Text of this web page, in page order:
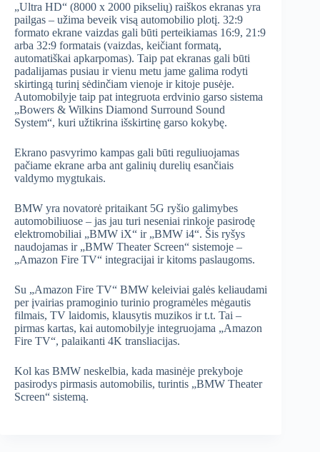
„Ultra HD“ (8000 x 2000 pikselių) raiškos ekranas yra
pailgas – užima beveik visą automobilio plotį. 32:9
formato ekrane vaizdas gali būti perteikiamas 16:9, 21:9
arba 32:9 formatais (vaizdas, keičiant formatą,
automatiškai apkarpomas). Taip pat ekranas gali būti
padalijamas pusiau ir vienu metu jame galima rodyti
skirtingą turinį sėdinčiam vienoje ir kitoje pusėje.
Automobilyje taip pat integruota erdvinio garso sistema
„Bowers & Wilkins Diamond Surround Sound
System“, kuri užtikrina išskirtinę garso kokybę.
Ekrano pasvyrimo kampas gali būti reguliuojamas
pačiame ekrane arba ant galinių durelių esančiais
valdymo mygtukais.
BMW yra novatorė pritaikant 5G ryšio galimybes
automobiliuose – jas jau turi neseniai rinkoje pasirodę
elektromobiliai „BMW iX“ ir „BMW i4“. Šis ryšys
naudojamas ir „BMW Theater Screen“ sistemoje –
„Amazon Fire TV“ integracijai ir kitoms paslaugoms.
Su „Amazon Fire TV“ BMW keleiviai galės keliaudami
per įvairias pramoginio turinio programėles mėgautis
filmais, TV laidomis, klausytis muzikos ir t.t. Tai –
pirmas kartas, kai automobilyje integruojama „Amazon
Fire TV“, palaikanti 4K transliacijas.
Kol kas BMW neskelbia, kada masinėje prekyboje
pasirodys pirmasis automobilis, turintis „BMW Theater
Screen“ sistemą.